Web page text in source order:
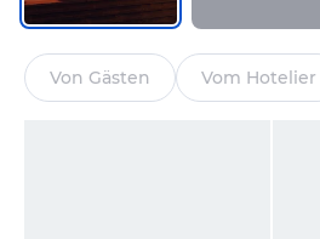
Von Gästen Vom Hotelier